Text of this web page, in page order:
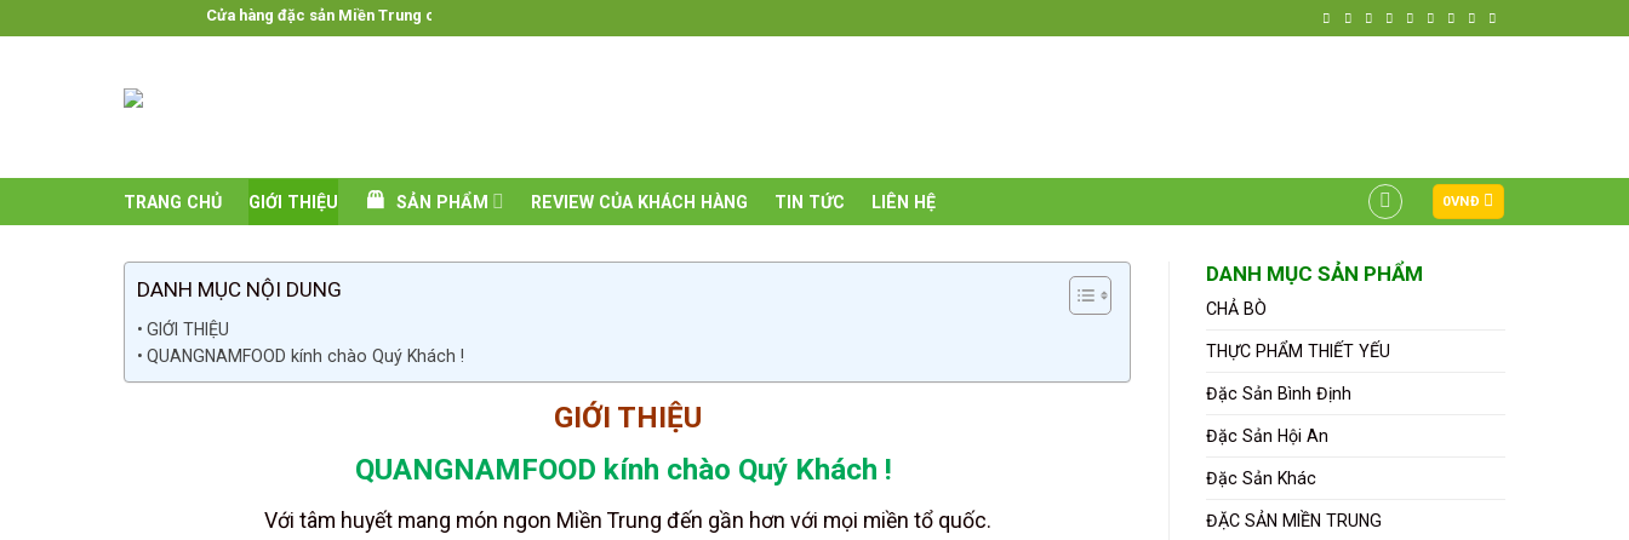
to
Cửa hàng đặc sản Miền Trung chất lượng ◊
0799 868 272
TRANG CHỦ GIỚI THIỆU SẢN PHẨM REVIEW CỦA KHÁCH HÀNG TIN TỨC LIÊN HỆ 0VNĐ
DANH MỤC NỘI DUNG
GIỚI THIỆU
QUANGNAMFOOD kính chào Quý Khách !
GIỚI THIỆU
QUANGNAMFOOD kính chào Quý Khách !
Với tâm huyết mang món ngon Miền Trung đến gần hơn với mọi miền tổ quốc.
DANH MỤC SẢN PHẨM
CHẢ BÒ
THỰC PHẨM THIẾT YẾU
Đặc Sản Bình Định
Đặc Sản Hội An
Đặc Sản Khác
ĐẶC SẢN MIỀN TRUNG